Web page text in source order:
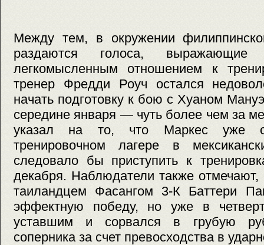
Между тем, в окружении
раздаются голоса, выражающие
легкомысленным отношением к
тренер Фредди Роуч остался
начать подготовку к бою с Хуаном
середине января — чуть более чем за
указал на то, что Маркес уже
тренировочном лагере в
следовало бы приступить к
декабря. Наблюдатели также
таиландцем Фасангом 3-К Баттери
эффектную победу, но уже в
уставшим и сорвался в грубую
соперника за счет превосходства в